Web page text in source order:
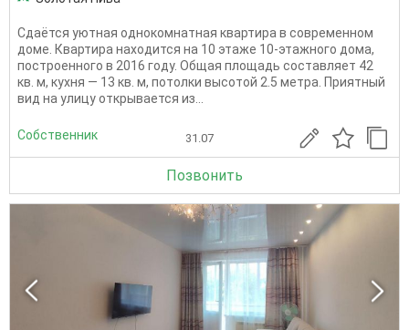
Сдаётся уютная однокомнатная квартира в современном
доме. Квартира находится на 10 этаже 10-этажного дома,
построенного в 2016 году. Общая площадь составляет 42
кв. м, кухня — 13 кв. м, потолки высотой 2.5 метра. Приятный
вид на улицу открывается из...
Собственник 31.07
Позвонить